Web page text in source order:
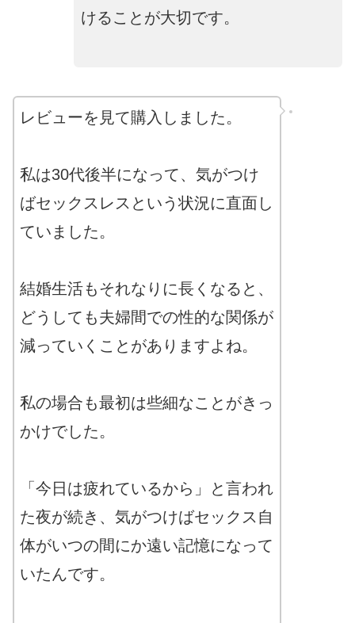
けることが大切です。
レビューを見て購入しました。
私は30代後半になって、気がつけ
ばセックスレスという状況に直面し
ていました。
結婚生活もそれなりに長くなると、
どうしても夫婦間での性的な関係が
減っていくことがありますよね。
私の場合も最初は些細なことがきっ
かけでした。
「今日は疲れているから」と言われ
た夜が続き、気がつけばセックス自
体がいつの間にか遠い記憶になって
いたんです。